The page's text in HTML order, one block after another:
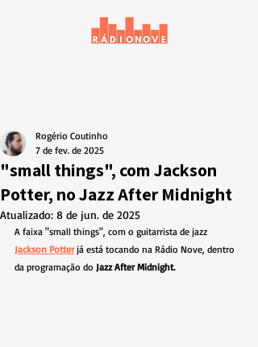
"small things", com Jackson
Potter, no Jazz After Midnight
Rogério Coutinho
7 de fev. de 2025
Atualizado: 8 de jun. de 2025
A faixa "small things", com o guitarrista de jazz
Jackson Potter já está tocando na Rádio Nove, dentro
da programação do Jazz After Midnight.